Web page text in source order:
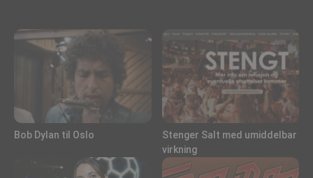
Bob Dylan til Oslo
Stenger Salt med umiddelbar
virkning